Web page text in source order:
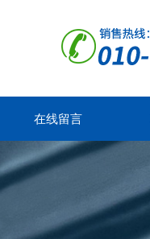
在线留言